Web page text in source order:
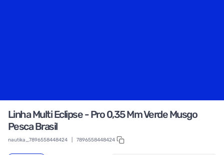
Linha Multi Eclipse - Pro 0,35 Mm Verde Musgo
Pesca Brasil
nautika_7896558448424 7896558448424